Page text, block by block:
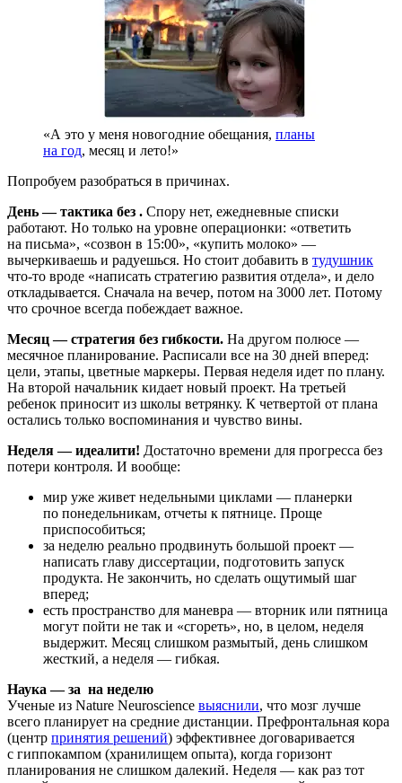
«А это у меня новогодние обещания, планы
на год, месяц и лето!»
Попробуем разобраться в причинах.
День — тактика без . Спору нет, ежедневные списки
работают. Но только на уровне операционки: «ответить
на письма», «созвон в 15:00», «купить молоко» —
вычеркиваешь и радуешься. Но стоит добавить в тудушник
что-то вроде «написать стратегию развития отдела», и дело
откладывается. Сначала на вечер, потом на 3000 лет. Потому
что срочное всегда побеждает важное.
Месяц — стратегия без гибкости. На другом полюсе —
месячное планирование. Расписали все на 30 дней вперед:
цели, этапы, цветные маркеры. Первая неделя идет по плану.
На второй начальник кидает новый проект. На третьей
ребенок приносит из школы ветрянку. К четвертой от плана
остались только воспоминания и чувство вины.
Неделя — идеалити! Достаточно времени для прогресса без
потери контроля. И вообще:
мир уже живет недельными циклами — планерки
по понедельникам, отчеты к пятнице. Проще
приспособиться;
за неделю реально продвинуть большой проект —
написать главу диссертации, подготовить запуск
продукта. Не закончить, но сделать ощутимый шаг
вперед;
есть пространство для маневра — вторник или пятница
могут пойти не так и «сгореть», но, в целом, неделя
выдержит. Месяц слишком размытый, день слишком
жесткий, а неделя — гибкая.
Наука — за на неделю
Ученые из Nature Neuroscience выяснили, что мозг лучше
всего планирует на средние дистанции. Префронтальная кора
(центр принятия решений) эффективнее договаривается
с гиппокампом (хранилищем опыта), когда горизонт
планирования не слишком далекий. Неделя — как раз тот